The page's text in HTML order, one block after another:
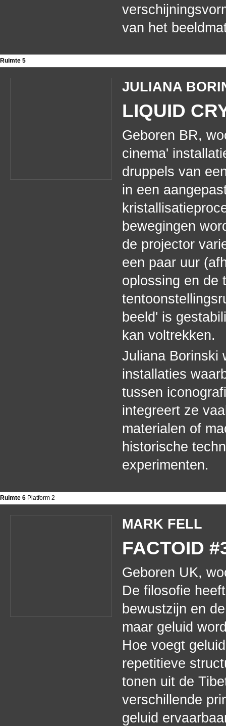
van het
Ruimte 5
JULIANA
LIQUID
Geboren BR,
cinema'
druppels van
in een
bewegingen
de projector
een paar uur
oplossing en de
beeld' is
kan voltrekken.
Juliana Borinski
installaties
tussen
integreert ze
materialen of
historische
experimenten.
Ruimte 6 Platform 2
MARK FELL
FACTOID
Geboren UK,
De filosofie
bewustzijn en
maar geluid
Hoe voegt
repetitieve
tonen uit de
verschillende
geluid